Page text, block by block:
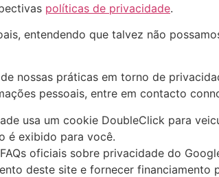
políticas de privacidade.
entendendo que talvez não
nossas práticas em torno de
pessoais, entre em contacto
usa um cookie DoubleClick para
é exibido para você.
oficiais sobre privacidade do
deste site e fornecer financiamento